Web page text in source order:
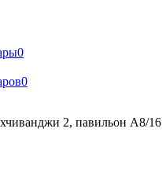
0
0
2, павильон А8/16